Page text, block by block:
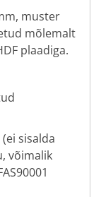
muster
mõlemalt
plaadiga.
sisalda
võimalik